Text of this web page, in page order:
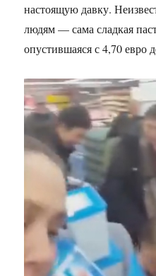
настоящую давку.
людям — сама сладкая
опустившаяся с 4,70 евро